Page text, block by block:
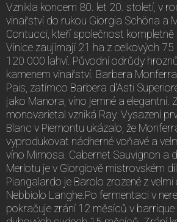
Vznikla koncem 80. let 20. století, v
vinařství do rukou Giorgia Schöna a
Contucci, kteří společnost
Vinice zaujímají 21 ha z celkových
120 000 lahví. Původní odrůdy
kamenem vinařství. Barbera
Pais, zatímco Barbera d'Asti
jako Manora, víno jemné a elegantní.
monovarietal vzniká Ray. Vysazení
Blanc v Piemontu ukázalo, že
vyprodukovat nádherné voňavé a
víno Mimosa. Cabernet Sauvignon a
Merlotu je v Giorgiově mistrovském
Piangalardo je Barolo zrozené z
Nebbiolo Langhe.Po fermentaci v
pokračuje zrání 12 měsíců v barrique